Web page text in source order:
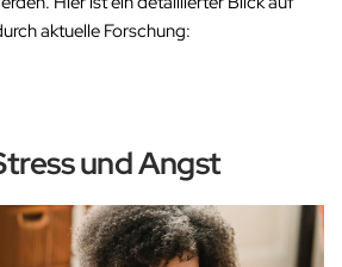
aktuelle Forschung:
und Angst